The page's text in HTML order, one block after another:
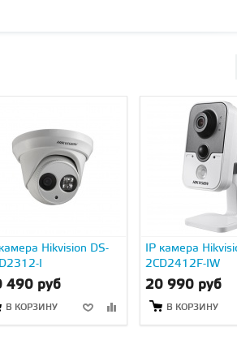
Hikvision DS-
I
490 руб
В КОРЗИНУ
IP камера
2CD2412F-IW
20 990 руб
В КОРЗИНУ